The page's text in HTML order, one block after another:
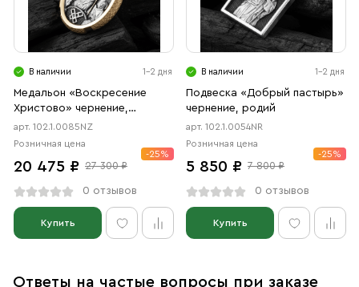
В наличии 1-2 дня
Медальон «Воскресение
Христово» чернение,
позолота
арт. 102.1.0085NZ
Розничная цена
20 475 ₽ 27 300 ₽
-25%
0 отзывов
Купить
В наличии 1-2 дня
Подвеска «Добрый пастырь»
чернение, родий
арт. 102.1.0054NR
Розничная цена
5 850 ₽ 7 800 ₽
-25%
0 отзывов
Купить
Ответы на частые вопросы при заказе